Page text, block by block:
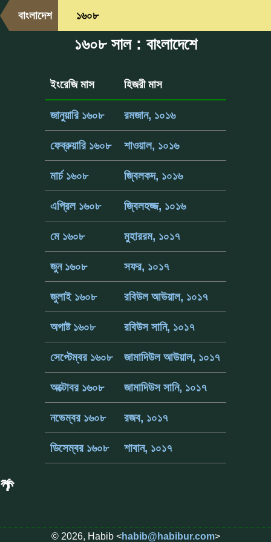
বাংলাদেশ ১৬০৮
১৬০৮ সাল : বাংলাদেশে
ইংরেজি মাস হিজরী মাস
জানুয়ারি ১৬০৮ রমজান, ১০১৬
ফেব্রুয়ারি ১৬০৮ শাওয়াল, ১০১৬
মার্চ ১৬০৮ জ্বিলকদ, ১০১৬
এপ্রিল ১৬০৮ জ্বিলহজ্জ, ১০১৬
মে ১৬০৮ মুহাররম, ১০১৭
জুন ১৬০৮ সফর, ১০১৭
জুলাই ১৬০৮ রবিউল আউয়াল, ১০১৭
অগাষ্ট ১৬০৮ রবিউস সানি, ১০১৭
সেপ্টেম্বর ১৬০৮ জামাদিউল আউয়াল, ১০১৭
অক্টোবর ১৬০৮ জামাদিউস সানি, ১০১৭
নভেম্বর ১৬০৮ রজব, ১০১৭
ডিসেম্বর ১৬০৮ শাবান, ১০১৭
🌴
© 2026, Habib <habib@habibur.com>